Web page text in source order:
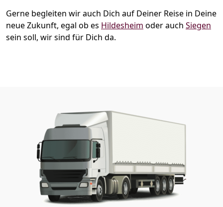
Gerne begleiten wir auch Dich auf Deiner Reise in Deine
neue Zukunft, egal ob es Hildesheim oder auch Siegen
sein soll, wir sind für Dich da.